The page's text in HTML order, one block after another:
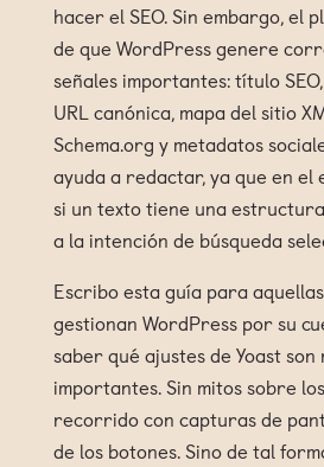
hacer el SEO. Sin embargo, el
de que WordPress genere
señales importantes: título
URL canónica, mapa del sitio
Schema.org y metadatos
ayuda a redactar, ya que en
si un texto tiene una
a la intención de búsqueda
Escribo esta guía para
gestionan WordPress por su
saber qué ajustes de Yoast
importantes. Sin mitos sobre
recorrido con capturas de
de los botones. Sino de tal